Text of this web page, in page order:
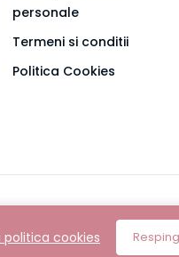
personale
Termeni si conditii
Politica Cookies
politica cookies